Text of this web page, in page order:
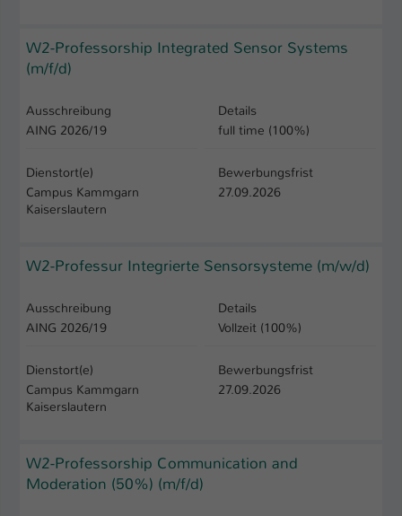
W2-Professorship Integrated Sensor Systems
(m/f/d)
Ausschreibung
AING 2026/19
Details
full time (100%)
Dienstort(e)
Campus Kammgarn
Kaiserslautern
Bewerbungsfrist
27.09.2026
W2-Professur Integrierte Sensorsysteme (m/w/d)
Ausschreibung
AING 2026/19
Details
Vollzeit (100%)
Dienstort(e)
Campus Kammgarn
Kaiserslautern
Bewerbungsfrist
27.09.2026
W2-Professorship Communication and
Moderation (50%) (m/f/d)
Zugang zu geschützten Bereichen
Name
Anbieter
Laufzeit
ein Besucher im Typo3-Backend